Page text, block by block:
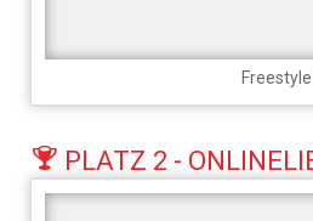
Freestyle
PLATZ 2 - ONLINELIEBLING